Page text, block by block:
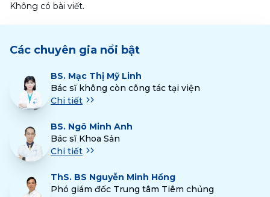
Không có bài viết.
Các chuyên gia nổi bật
BS. Mạc Thị Mỹ Linh
Bác sĩ không còn công tác tại viện
Chi tiết
BS. Ngô Minh Anh
Bác sĩ Khoa Sản
Chi tiết
ThS. BS Nguyễn Minh Hồng
Phó giám đốc Trung tâm Tiêm chủng